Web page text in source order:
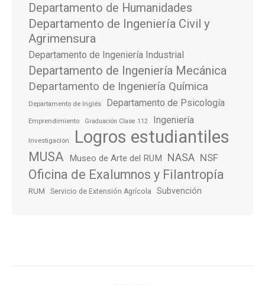
Departamento de Humanidades
Departamento de Ingeniería Civil y
Agrimensura
Departamento de Ingeniería Industrial
Departamento de Ingeniería Mecánica
Departamento de Ingeniería Química
Departamento de Inglés Departamento de Psicología
Emprendimiento Graduación Clase 112 Ingeniería
Investigación Logros estudiantiles
MUSA Museo de Arte del RUM NASA NSF
Oficina de Exalumnos y Filantropía
RUM Servicio de Extensión Agrícola Subvención